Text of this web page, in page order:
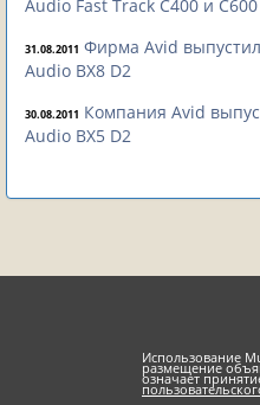
Audio Fast Track C400 и C600
31.08.2011 Фирма Avid
Audio BX8 D2
30.08.2011 Компания Avid
Audio BX5 D2
Использование
размещение
означает